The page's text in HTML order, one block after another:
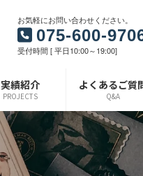
お気軽にお問い合わせください。
075-600-
受付時間 [ 平日10:00～19:00]
実績紹介
PROJECTS
よくあるご質
Q&A